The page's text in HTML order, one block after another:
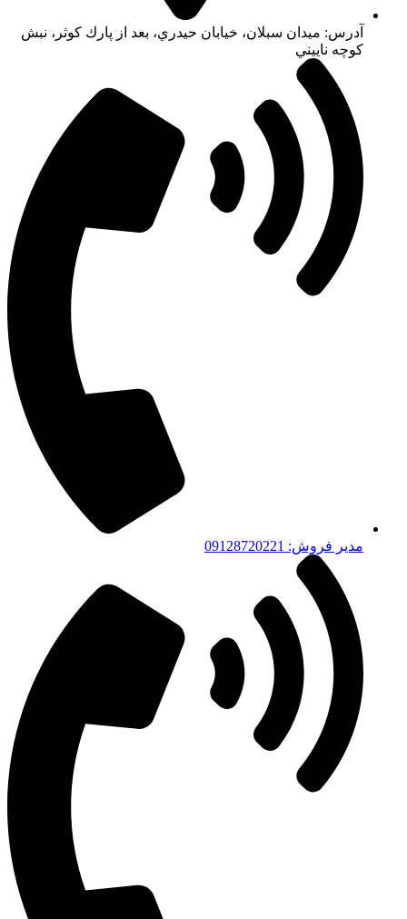
آدرس: ميدان سبلان، خيابان حيدري، بعد از پارك كوثر، نبش
كوچه ناييني
مدیر فروش: 09128720221